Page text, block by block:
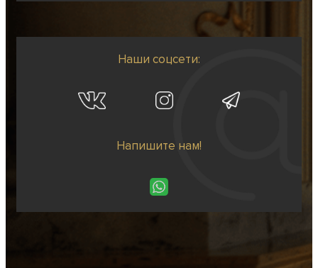
Наши соцсети:
Напишите нам!